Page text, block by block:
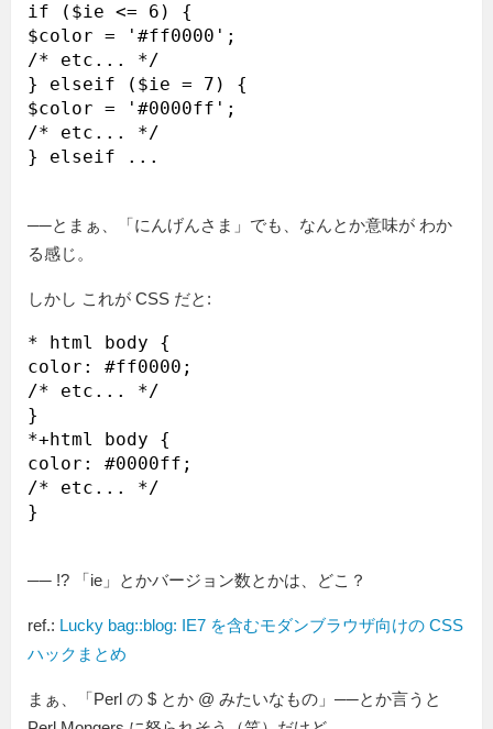
if ($ie <= 6) {
$color = '#ff0000';
/* etc... */
} elseif ($ie = 7) {
$color = '#0000ff';
/* etc... */
──とまぁ、「にんげんさま」でも、なんとか意味が わか
る感じ。
しかし これが CSS だと:
* html body {
color: #ff0000;
/* etc... */
}
*+html body {
color: #0000ff;
/* etc... */
── !? 「ie」とかバージョン数とかは、どこ？
ref.: Lucky bag::blog: IE7 を含むモダンブラウザ向けの CSS
ハックまとめ
まぁ、「Perl の $ とか @ みたいなもの」──とか言うと